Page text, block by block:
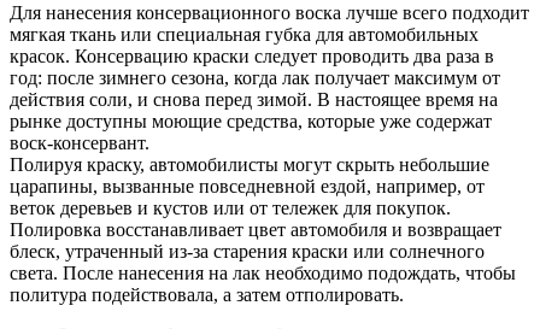
Для нанесения консервационного воска лучше всего подходит
мягкая ткань или специальная губка для автомобильных
красок. Консервацию краски следует проводить два раза в
год: после зимнего сезона, когда лак получает максимум от
действия соли, и снова перед зимой. В настоящее время на
рынке доступны моющие средства, которые уже содержат
воск-консервант.
Полируя краску, автомобилисты могут скрыть небольшие
царапины, вызванные повседневной ездой, например, от
веток деревьев и кустов или от тележек для покупок.
Полировка восстанавливает цвет автомобиля и возвращает
блеск, утраченный из-за старения краски или солнечного
света. После нанесения на лак необходимо подождать, чтобы
политура подействовала, а затем отполировать.